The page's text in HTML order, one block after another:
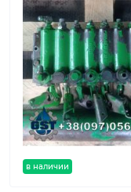
в наличии